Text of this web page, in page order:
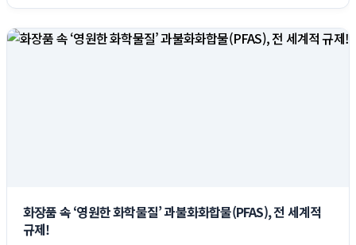
화장품 속 ‘영원한 화학물질’ 과불화화합물(PFAS), 전 세계적
규제!